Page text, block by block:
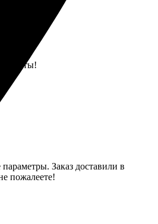
Заказ доставили в
пожалеете!